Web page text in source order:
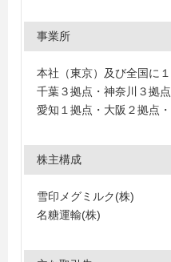
事業所
本社（東京）及び全国に
千葉３拠点・神奈川３拠
愛知１拠点・大阪２拠点
株主構成
雪印メグミルク(株)
名糖運輸(株)